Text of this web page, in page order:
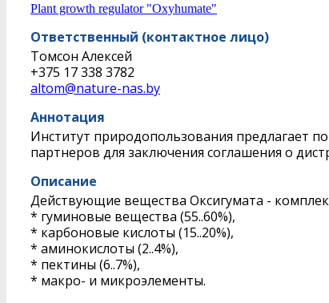
Plant growth regulator "Oxyhumate"
Ответственный (контактное лицо)
Томсон Алексей
+375 17 338 3782
altom@nature-nas.by
Аннотация
Институт природопользования предлагает
партнеров для заключения соглашения о
Описание
Действующие вещества Оксигумата -
* гуминовые вещества (55..60%),
* карбоновые кислоты (15..20%),
* аминокислоты (2..4%),
* пектины (6..7%),
* макро- и микроэлементы.